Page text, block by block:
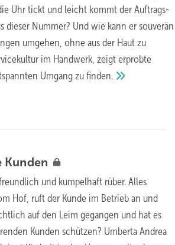
Uhr tickt und leicht kommt der Auftrags-
dieser Nummer? Und wie kann er souverän
umgehen, ohne aus der Haut zu
im Handwerk, zeigt erprobte
Umgang zufinden.
Kunden
und kumpelhaft rüber. Alles
Hof, ruft der Kunde im Betrieb an und
auf den Leim gegangen und hat es
Kunden schützen? Umberta Andrea